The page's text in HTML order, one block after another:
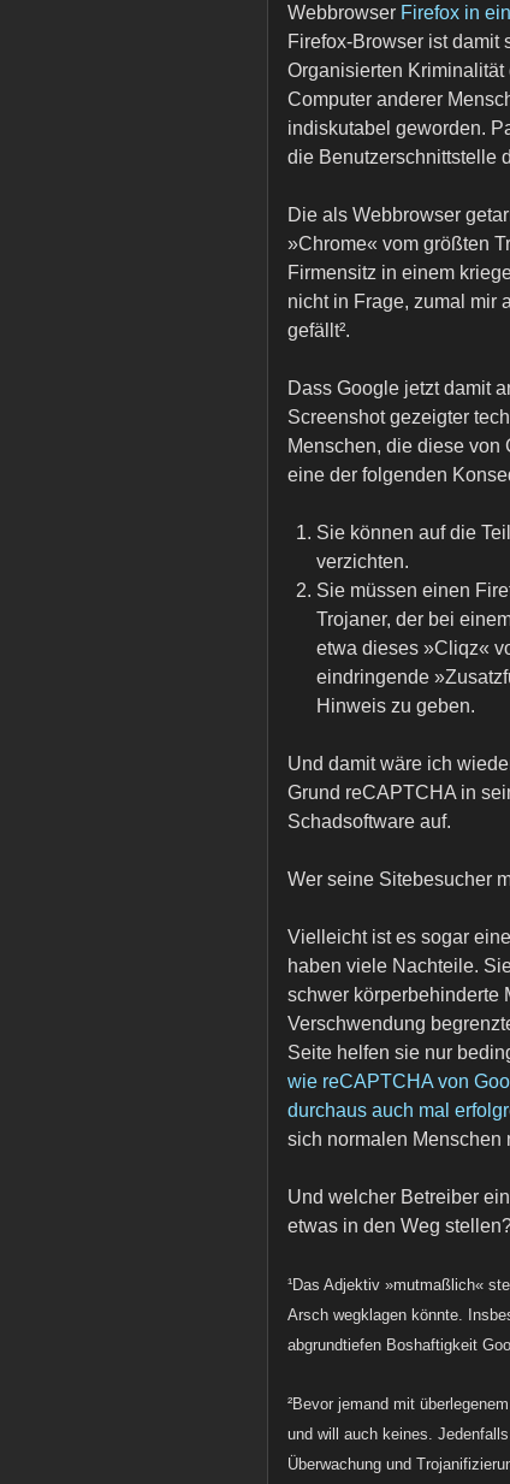
Webbrowser Firefox in
Firefox-Browser ist damit
Organisierten
Computer anderer
indiskutabel geworden.
die Benutzerschnittstelle
Die als Webbrowser
»Chrome« vom größten
Firmensitz in einem
nicht in Frage, zumal mir
gefällt².
Dass Google jetzt damit
Screenshot gezeigter
Menschen, die diese von
eine der folgenden
Sie können auf die
verzichten.
Sie müssen einen
Trojaner, der bei
etwa dieses »Cliqz«
eindringende
Hinweis zu geben.
Und damit wäre ich
Grund reCAPTCHA in
Schadsoftware auf.
Wer seine Sitebesucher
Vielleicht ist es sogar
haben viele Nachteile.
schwer körperbehinderte
Verschwendung
Seite helfen sie nur
wie reCAPTCHA von
durchaus auch mal
sich normalen Menschen
Und welcher Betreiber
etwas in den Weg
¹Das Adjektiv »mutmaßlich«
Arsch wegklagen könnte.
abgrundtiefen Boshaftigkeit
²Bevor jemand mit
und will auch keines.
Überwachung und